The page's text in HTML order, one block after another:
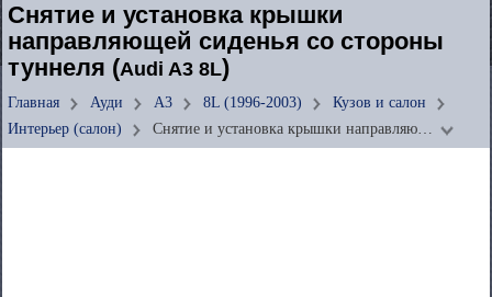
Снятие и установка крышки
направляющей сиденья со стороны
туннеля (Audi A3 8L)
Главная Ауди А3 8L (1996-2003)
Кузов и салон
Интерьер (салон)
Снятие и установка крышки направляю…